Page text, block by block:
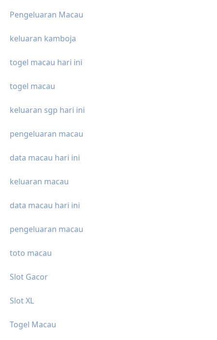
Pengeluaran Macau
keluaran kamboja
togel macau hari ini
togel macau
keluaran sgp hari ini
pengeluaran macau
data macau hari ini
keluaran macau
data macau hari ini
pengeluaran macau
toto macau
Slot Gacor
Slot XL
Togel Macau